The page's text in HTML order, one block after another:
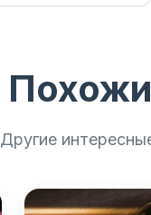
Другие